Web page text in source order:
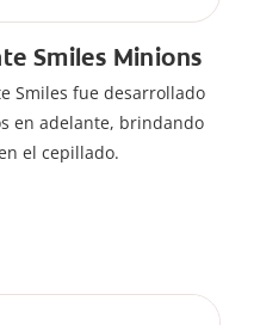
Smiles Minions
Smiles fue desarrollado
en adelante, brindando
el cepillado.